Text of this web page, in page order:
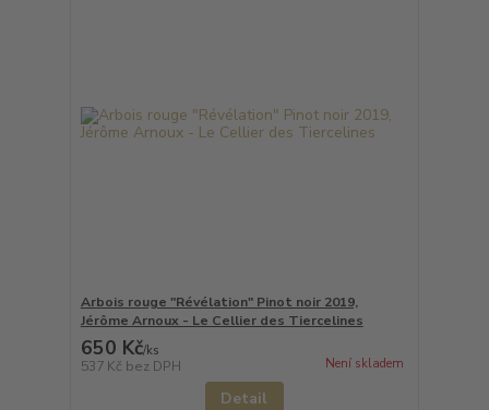
Arbois rouge "Révélation" Pinot noir 2019,
Jérôme Arnoux - Le Cellier des Tiercelines
650 Kč/ks
537 Kč bez DPH Není skladem
Detail